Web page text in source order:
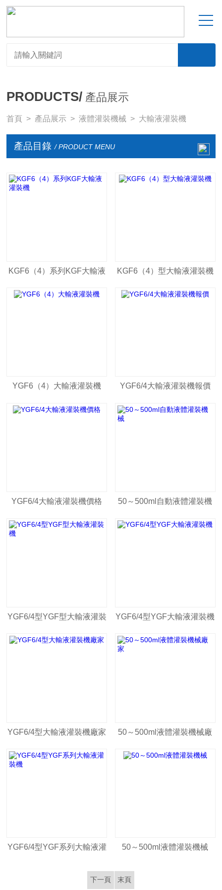
PRODUCTS/ 產品展示
首頁 > 產品展示 >液體灌裝機械 > 大輸液灌裝機
產品目錄 / PRODUCT MENU
KGF6（4）系列KGF大輸液
灌裝機
KGF6（4）型大輸液灌裝機
YGF6（4）大輸液灌裝機 YGF6/4大輸液灌裝機報價
YGF6/4大輸液灌裝機價格 50～500ml自動液體灌裝機
械
YGF6/4型YGF型大輸液灌裝
機
YGF6/4型YGF大輸液灌裝機
YGF6/4型大輸液灌裝機廠家 50～500ml液體灌裝機械廠
家
YGF6/4型YGF系列大輸液灌 50～500ml液體灌裝機械
下一頁 末頁